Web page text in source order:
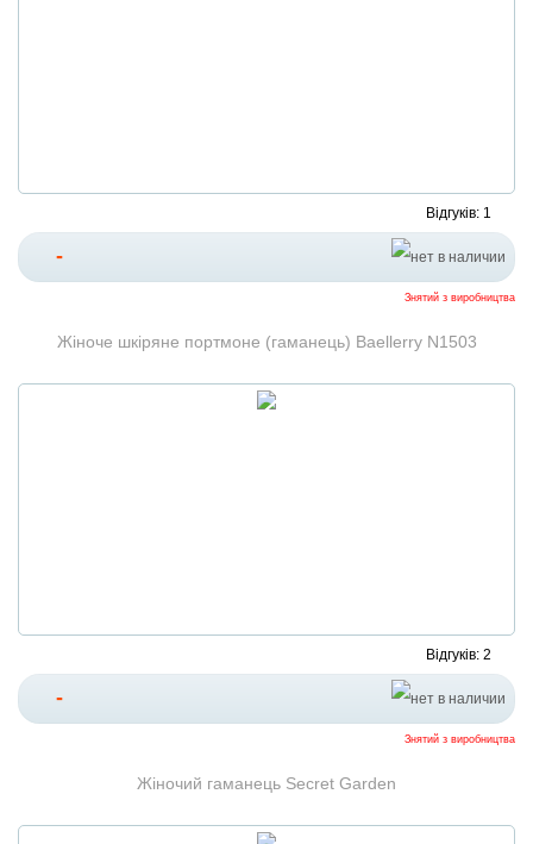
Відгуків: 1
-
Знятий з виробництва
Жіноче шкіряне портмоне (гаманець) Baellerry N1503
Відгуків: 2
-
Знятий з виробництва
Жіночий гаманець Secret Garden